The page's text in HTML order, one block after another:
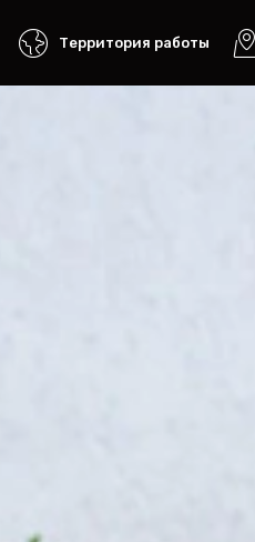
Территория работы